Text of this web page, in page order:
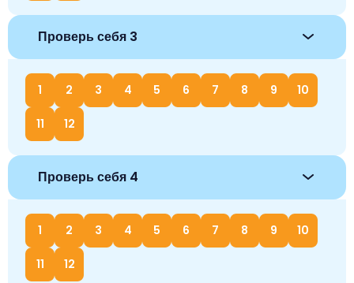
Проверь себя 3
1 2 3 4 5 6 7 8 9 10
11 12
Проверь себя 4
1 2 3 4 5 6 7 8 9 10
11 12